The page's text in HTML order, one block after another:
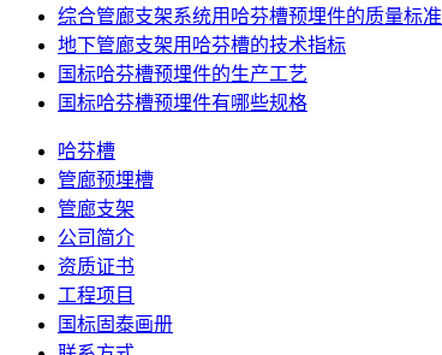
综合管廊支架系统用哈芬槽预埋件的质量标准
地下管廊支架用哈芬槽的技术指标
国标哈芬槽预埋件的生产工艺
国标哈芬槽预埋件有哪些规格
哈芬槽
管廊预埋槽
管廊支架
公司简介
资质证书
工程项目
国标固泰画册